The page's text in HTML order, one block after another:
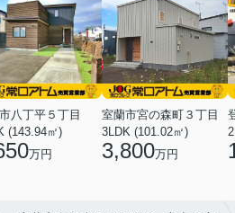
八丁平５丁目
(143.94㎡)
万円
室蘭市宮の森町３丁目
3LDK (101.02㎡)
3,800万円